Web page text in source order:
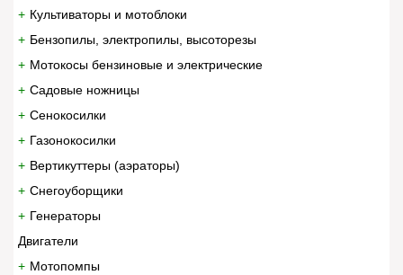
Культиваторы и мотоблоки
Бензопилы, электропилы, высоторезы
Мотокосы бензиновые и электрические
Садовые ножницы
Сенокосилки
Газонокосилки
Вертикуттеры (аэраторы)
Снегоуборщики
Генераторы
Двигатели
Мотопомпы